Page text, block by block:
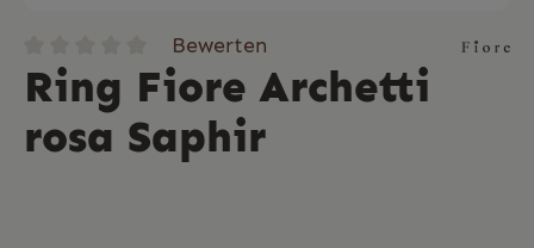
Bewerten
Ring Fiore Archetti
rosa Saphir